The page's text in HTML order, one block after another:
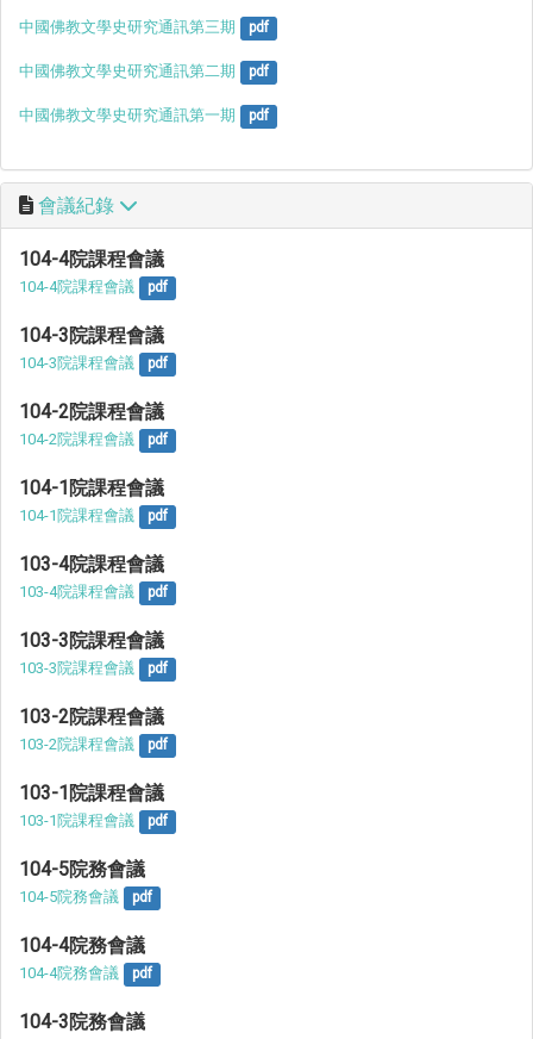
中國佛教文學史研究通訊第三期 pdf
中國佛教文學史研究通訊第二期 pdf
中國佛教文學史研究通訊第一期 pdf
會議紀錄
104-4院課程會議
104-4院課程會議 pdf
104-3院課程會議
104-3院課程會議 pdf
104-2院課程會議
104-2院課程會議 pdf
104-1院課程會議
104-1院課程會議 pdf
103-4院課程會議
103-4院課程會議 pdf
103-3院課程會議
103-3院課程會議 pdf
103-2院課程會議
103-2院課程會議 pdf
103-1院課程會議
103-1院課程會議 pdf
104-5院務會議
104-5院務會議 pdf
104-4院務會議
104-4院務會議 pdf
104-3院務會議